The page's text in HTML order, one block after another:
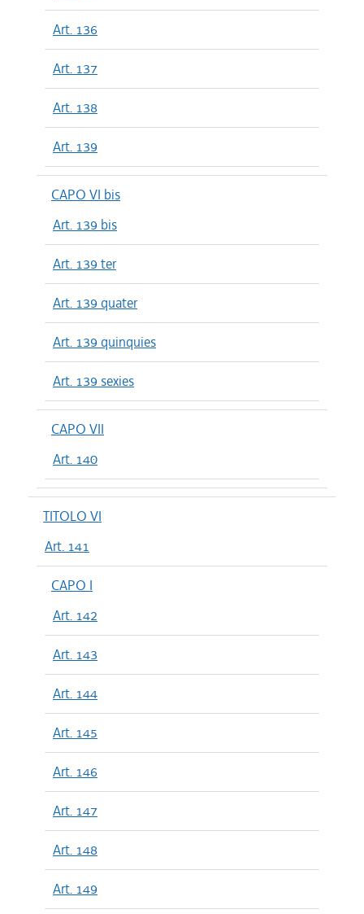
Art. 136
Art. 137
Art. 138
Art. 139
CAPO VI bis
Art. 139 bis
Art. 139 ter
Art. 139 quater
Art. 139 quinquies
Art. 139 sexies
CAPO VII
Art. 140
TITOLO VI
Art. 141
CAPO I
Art. 142
Art. 143
Art. 144
Art. 145
Art. 146
Art. 147
Art. 148
Art. 149